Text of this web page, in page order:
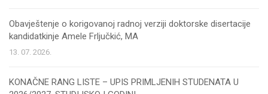
Obavještenje o korigovanoj radnoj verziji doktorske disertacije
kandidatkinje Amele Frljučkić, MA
13. 07. 2026.
KONAČNE RANG LISTE – UPIS PRIMLJENIH STUDENATA U